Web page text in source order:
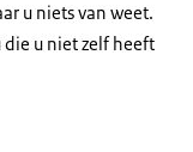
u niets van weet.
u niet zelf heeft